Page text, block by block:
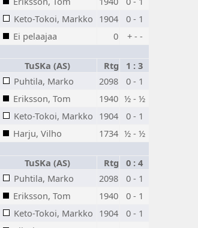
Keto-Tokoi, Markko 1904
0 - 1
Ei pelaajaa 0
+ - -
TuSKa (AS) Rtg
1 : 3
Puhtila, Marko 2098
0 - 1
Eriksson, Tom 1940 ½ - ½
Keto-Tokoi, Markko 1904
0 - 1
Harju, Vilho 1734 ½ - ½
TuSKa (AS) Rtg
0 : 4
Puhtila, Marko 2098
0 - 1
Eriksson, Tom 1940
0 - 1
Keto-Tokoi, Markko 1904
0 - 1